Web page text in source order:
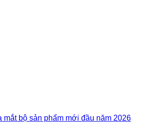
mắt bộ sản phẩm mới đầu năm 2026